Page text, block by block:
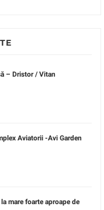
– Dristor / Vitan
Aviatorii -Avi Garden
mare foarte aproape de